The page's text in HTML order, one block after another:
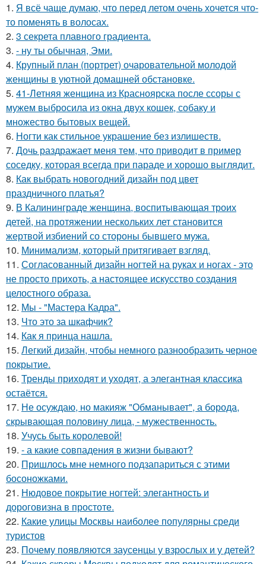
1. Я всё чаще думаю, что перед летом очень хочется что-
то поменять в волосах.
2. 3 секрета плавного градиента.
3. - ну ты обычная, Эми.
4. Крупный план (портрет) очаровательной молодой
женщины в уютной домашней обстановке.
5. 41-Летняя женщина из Красноярска после ссоры с
мужем выбросила из окна двух кошек, собаку и
множество бытовых вещей.
6. Ногти как стильное украшение без излишеств.
7. Дочь раздражает меня тем, что приводит в пример
соседку, которая всегда при параде и хорошо выглядит.
8. Как выбрать новогодний дизайн под цвет
праздничного платья?
9. В Калининграде женщина, воспитывающая троих
детей, на протяжении нескольких лет становится
жертвой избиений со стороны бывшего мужа.
10. Минимализм, который притягивает взгляд.
11. Согласованный дизайн ногтей на руках и ногах - это
не просто прихоть, а настоящее искусство создания
целостного образа.
12. Мы - "Мастера Кадра".
13. Что это за шкафчик?
14. Как я принца нашла.
15. Легкий дизайн, чтобы немного разнообразить черное
покрытие.
16. Тренды приходят и уходят, а элегантная классика
остаётся.
17. Не осуждаю, но макияж "Обманывает", а борода,
скрывающая половину лица, - мужественность.
18. Учусь быть королевой!
19. - а какие совпадения в жизни бывают?
20. Пришлось мне немного подзапариться с этими
босоножками.
21. Нюдовое покрытие ногтей: элегантность и
дороговизна в простоте.
22. Какие улицы Москвы наиболее популярны среди
туристов
23. Почему появляются заусенцы у взрослых и у детей?